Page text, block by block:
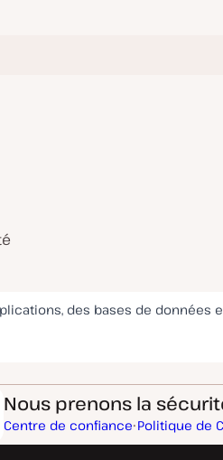
des bases de données
Nous prenons la
Centre de confiance Politique de